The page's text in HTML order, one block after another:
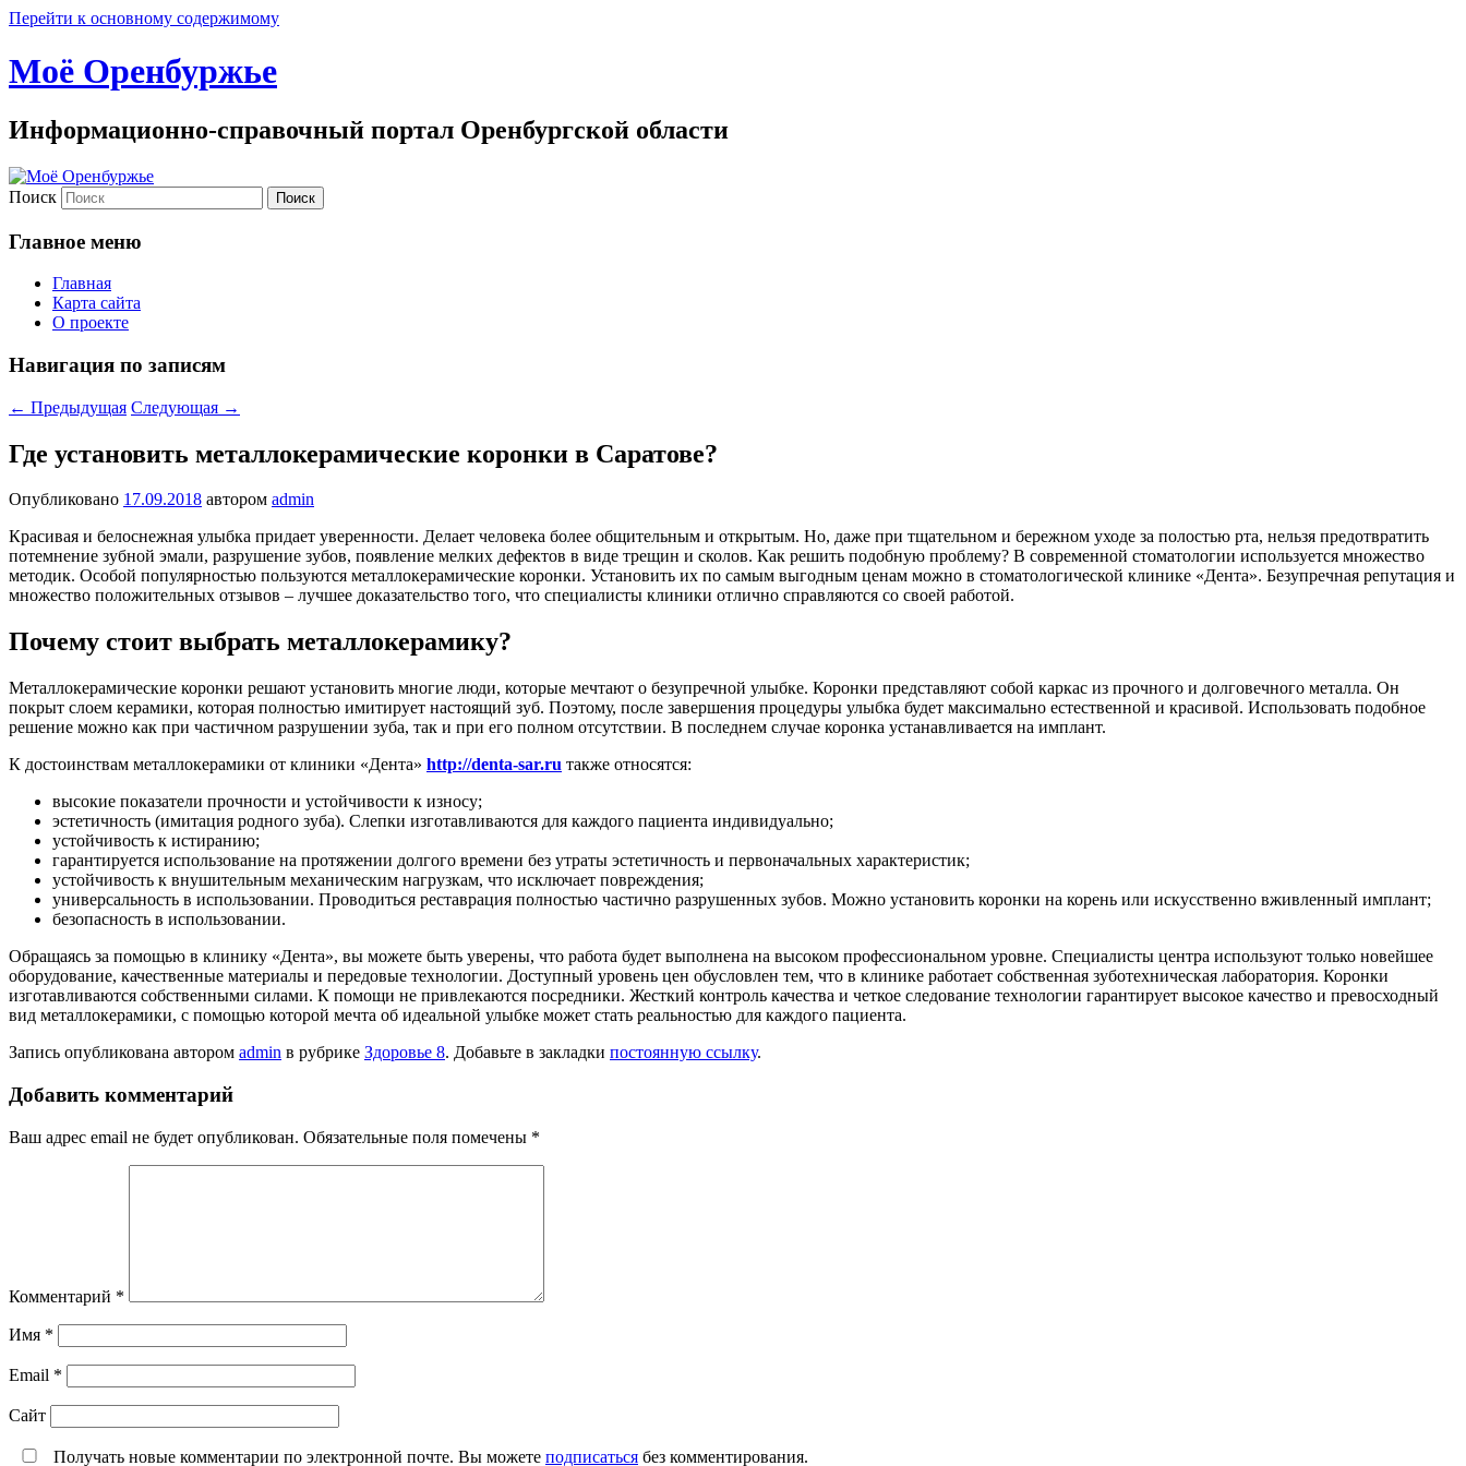
Перейти к основному содержимому
Моё Оренбуржье
Информационно-справочный портал Оренбургской области
Поиск
Главное меню
Главная
Карта сайта
О проекте
Навигация по записям
← Предыдущая Следующая →
Где установить металлокерамические коронки в Саратове?
Опубликовано 17.09.2018 автором admin
Красивая и белоснежная улыбка придает уверенности. Делает человека более общительным и открытым. Но, даже при тщательном и бережном уходе за полостью рта, нельзя предотвратить
потемнение зубной эмали, разрушение зубов, появление мелких дефектов в виде трещин и сколов. Как решить подобную проблему? В современной стоматологии используется множество
методик. Особой популярностью пользуются металлокерамические коронки. Установить их по самым выгодным ценам можно в стоматологической клинике «Дента». Безупречная репутация и
множество положительных отзывов – лучшее доказательство того, что специалисты клиники отлично справляются со своей работой.
Почему стоит выбрать металлокерамику?
Металлокерамические коронки решают установить многие люди, которые мечтают о безупречной улыбке. Коронки представляют собой каркас из прочного и долговечного металла. Он
покрыт слоем керамики, которая полностью имитирует настоящий зуб. Поэтому, после завершения процедуры улыбка будет максимально естественной и красивой. Использовать подобное
решение можно как при частичном разрушении зуба, так и при его полном отсутствии. В последнем случае коронка устанавливается на имплант.
К достоинствам металлокерамики от клиники «Дента» http://denta-sar.ru также относятся:
высокие показатели прочности и устойчивости к износу;
эстетичность (имитация родного зуба). Слепки изготавливаются для каждого пациента индивидуально;
устойчивость к истиранию;
гарантируется использование на протяжении долгого времени без утраты эстетичность и первоначальных характеристик;
устойчивость к внушительным механическим нагрузкам, что исключает повреждения;
универсальность в использовании. Проводиться реставрация полностью частично разрушенных зубов. Можно установить коронки на корень или искусственно вживленный имплант;
безопасность в использовании.
Обращаясь за помощью в клинику «Дента», вы можете быть уверены, что работа будет выполнена на высоком профессиональном уровне. Специалисты центра используют только новейшее
оборудование, качественные материалы и передовые технологии. Доступный уровень цен обусловлен тем, что в клинике работает собственная зуботехническая лаборатория. Коронки
изготавливаются собственными силами. К помощи не привлекаются посредники. Жесткий контроль качества и четкое следование технологии гарантирует высокое качество и превосходный
вид металлокерамики, с помощью которой мечта об идеальной улыбке может стать реальностью для каждого пациента.
Запись опубликована автором admin в рубрике Здоровье 8. Добавьте в закладки постоянную ссылку.
Добавить комментарий
Ваш адрес email не будет опубликован. Обязательные поля помечены *
Комментарий *
Имя *
Email *
Сайт
Получать новые комментарии по электронной почте. Вы можете подписаться без комментирования.